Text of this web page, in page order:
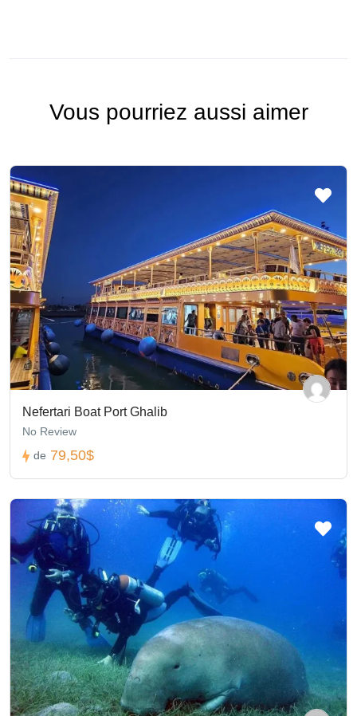
Vous pourriez aussi aimer
Nefertari Boat Port Ghalib
No Review
de 79,50$